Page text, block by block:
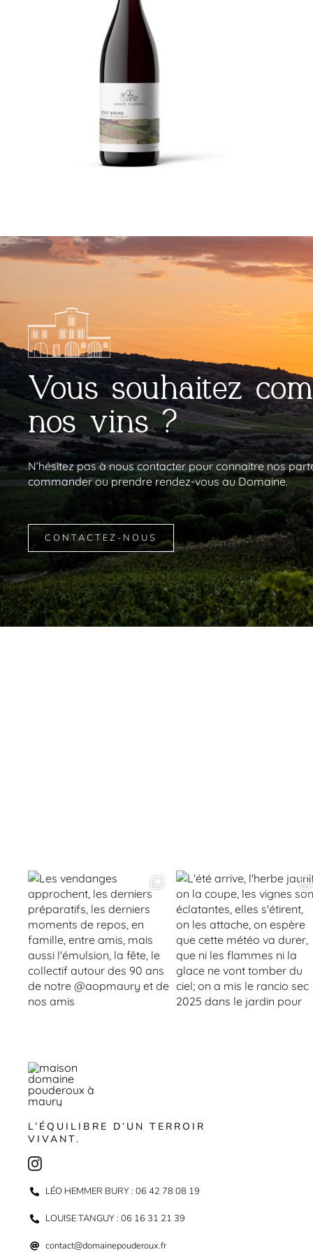
Vous souhaitez
nos vins ?
N’hésitez pas à nous contacter pour connaitre nos
commander ou prendre rendez-vous au Domaine.
CONTACTEZ-NOUS
L’ÉQUILIBRE D’UN TERROIR
VIVANT.
LÉO HEMMER BURY : 06 42 78 08 19
LOUISE TANGUY : 06 16 31 21 39
contact@domainepouderoux.fr